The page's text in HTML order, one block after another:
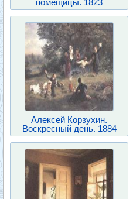
помещицы. 1823
Алексей Корзухин.
Воскресный день. 1884